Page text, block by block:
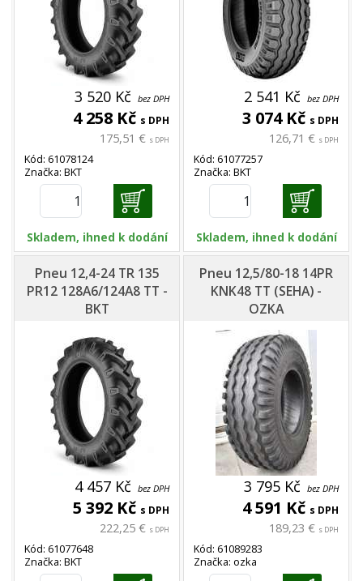
3 520 Kč bez DPH
4 258 Kč s DPH
175,51 € s DPH
Kód: 61078124
Značka: BKT
Skladem, ihned k dodání
2 541 Kč bez DPH
3 074 Kč s DPH
126,71 € s DPH
Kód: 61077257
Značka: BKT
Skladem, ihned k dodání
Pneu 12,4-24 TR 135
PR12 128A6/124A8 TT -
BKT
4 457 Kč bez DPH
5 392 Kč s DPH
222,25 € s DPH
Kód: 61077648
Značka: BKT
Pneu 12,5/80-18 14PR
KNK48 TT (SEHA) -
OZKA
3 795 Kč bez DPH
4 591 Kč s DPH
189,23 € s DPH
Kód: 61089283
Značka: ozka